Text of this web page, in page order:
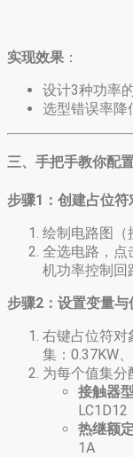
实现效果 ​：
设计3种功率
选型错误率降
三、手把手教你配
步骤1：创建占位符
绘制电路图（
全选电路，
机功率控制回
步骤2：设置变量与
右键占位符
集：0.37KW
为每个值集分
接触器
LC1D12
热继额
1A